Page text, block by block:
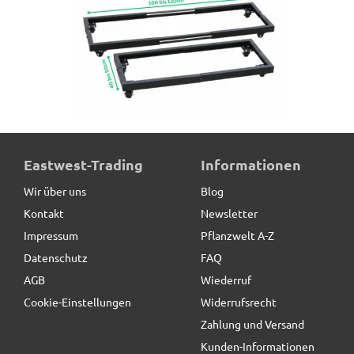
ausziehbarer Pflanzenroller 40-120 cm aus Metall /
79,00 € *statt
Eastwest-Trading
Wir über uns
Kontakt
Impressum
Datenschutz
AGB
Cookie-Einstellungen
Informationen
Blog
Newsletter
Pflanzwelt A-Z
FAQ
Wiederruf
Widerrufsrecht
Zahlung und Versand
Kunden-Informationen